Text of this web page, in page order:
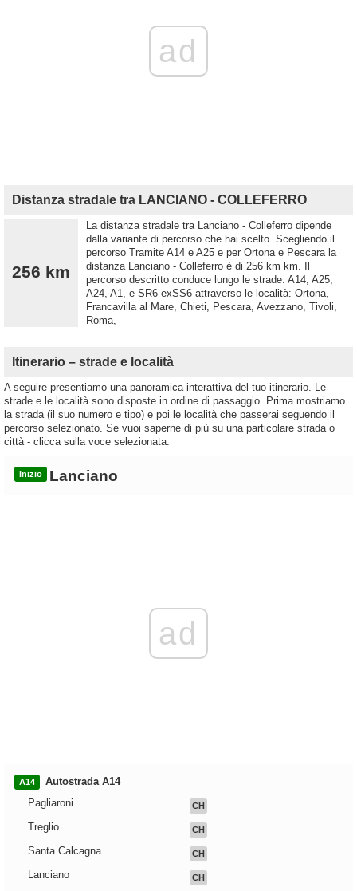
ad
Distanza stradale tra LANCIANO - COLLEFERRO
256 km
La distanza stradale tra Lanciano - Colleferro dipende
dalla variante di percorso che hai scelto. Scegliendo il
percorso Tramite A14 e A25 e per Ortona e Pescara la
distanza Lanciano - Colleferro è di 256 km km. Il
percorso descritto conduce lungo le strade: A14, A25,
A24, A1, e SR6-exSS6 attraverso le località: Ortona,
Francavilla al Mare, Chieti, Pescara, Avezzano, Tivoli,
Roma,
Itinerario – strade e località
A seguire presentiamo una panoramica interattiva del tuo itinerario. Le
strade e le località sono disposte in ordine di passaggio. Prima mostriamo
la strada (il suo numero e tipo) e poi le località che passerai seguendo il
percorso selezionato. Se vuoi saperne di più su una particolare strada o
città - clicca sulla voce selezionata.
Inizio Lanciano
ad
A14
Autostrada A14
Pagliaroni
CH
Treglio CH
Santa Calcagna CH
Lanciano CH